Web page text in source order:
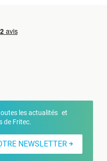
les actualités et
de Fritec.
NEWSLETTER